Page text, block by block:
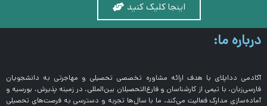
اینجا کلیک کنید
درباره ما:
آکادمی دداپلای با هدف ارائه مشاوره تخصصی تحصیلی و مهاجرتی به دانشجویان
فارسی‌زبان، با تیمی از کارشناسان و فارغ‌التحصیلان بین‌المللی، در زمینه پذیرش، بورسیه و
آماده‌سازی مدارک فعالیت می‌کند. ما با سال‌ها تجربه و دسترسی به فرصت‌های تحصیلی